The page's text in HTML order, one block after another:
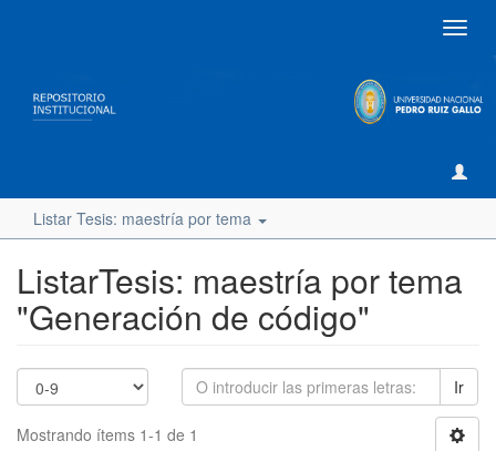
Listar Tesis: maestría por tema
ListarTesis: maestría por tema
"Generación de código"
Ir
Mostrando ítems 1-1 de 1